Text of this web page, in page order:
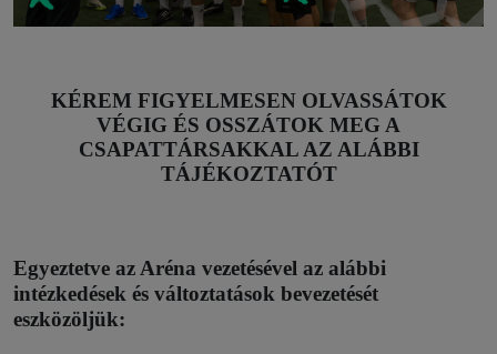
KÉREM FIGYELMESEN OLVASSÁTOK
VÉGIG ÉS OSSZÁTOK MEG A
CSAPATTÁRSAKKAL AZ ALÁBBI
TÁJÉKOZTATÓT
Egyeztetve az Aréna vezetésével az alábbi
intézkedések és változtatások bevezetését
eszközöljük: